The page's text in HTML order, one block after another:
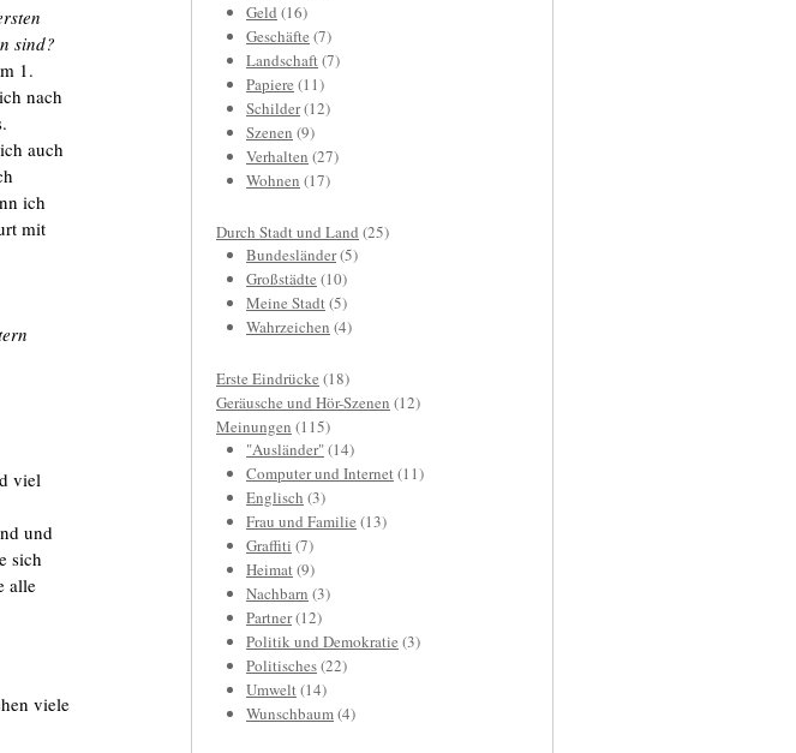
sind?
1.
nach
auch
ich
mit
viel
und
sich
alle
viele
Geld (16)
Geschäfte (7)
Landschaft(7)
Papiere (11)
Schilder(12)
Szenen (9)
Verhalten (27)
Wohnen (17)
Durch Stadt und Land (25)
Bundesländer(5)
Großstädte (10)
Meine Stadt(5)
Wahrzeichen (4)
Erste Eindrücke (18)
Geräusche und Hör-Szenen (12)
Meinungen (115)
"Ausländer"(14)
Computer und Internet(11)
Englisch (3)
Frau und Familie (13)
Graffiti (7)
Heimat(9)
Nachbarn (3)
Partner(12)
Politik und Demokratie (3)
Politisches(22)
Umwelt(14)
Wunschbaum(4)